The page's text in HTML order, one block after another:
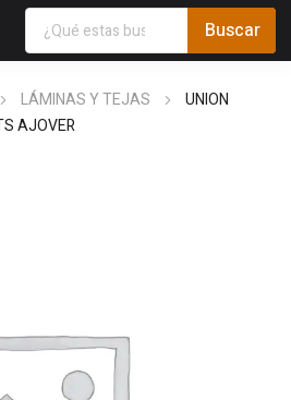
LÁMINAS Y TEJAS
UNION
AJOVER